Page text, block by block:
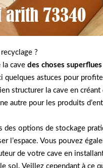
?
la cave des choses superflues
quelques astuces pour
structurer la cave en
autre pour les produits
des options de stockage
l’espace. Vous pouvez
de votre cave en
sol. Veillez cependant à ce